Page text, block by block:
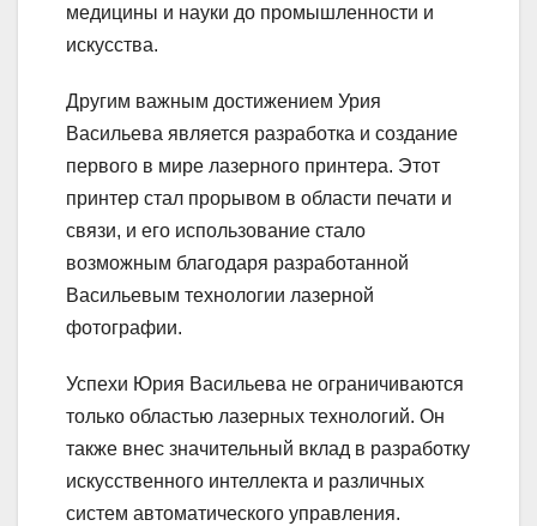
медицины и науки до промышленности и
искусства.
Другим важным достижением Урия
Васильева является разработка и создание
первого в мире лазерного принтера. Этот
принтер стал прорывом в области печати и
связи, и его использование стало
возможным благодаря разработанной
Васильевым технологии лазерной
фотографии.
Успехи Юрия Васильева не ограничиваются
только областью лазерных технологий. Он
также внес значительный вклад в разработку
искусственного интеллекта и различных
систем автоматического управления.